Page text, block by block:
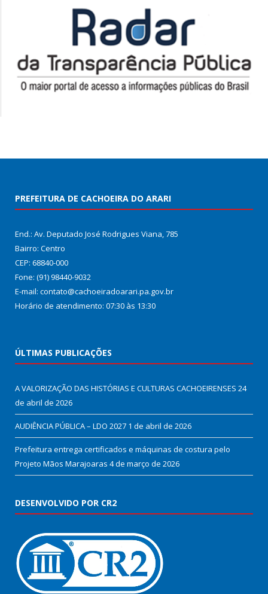
PREFEITURA DE CACHOEIRA DO ARARI
End.: Av. Deputado José Rodrigues Viana, 785
Bairro: Centro
CEP: 68840-000
Fone: (91) 98440-9032
E-mail: contato@cachoeiradoarari.pa.gov.br
Horário de atendimento: 07:30 às 13:30
ÚLTIMAS PUBLICAÇÕES
A VALORIZAÇÃO DAS HISTÓRIAS E CULTURAS CACHOEIRENSES 24
de abril de 2026
AUDIÊNCIA PÚBLICA – LDO 2027 1 de abril de 2026
Prefeitura entrega certificados e máquinas de costura pelo
Projeto Mãos Marajoaras 4 de março de 2026
DESENVOLVIDO POR CR2